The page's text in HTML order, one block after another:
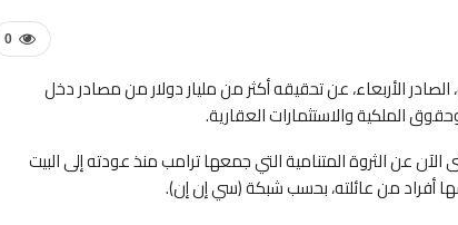
0
الأربعاء، عن تحقيقه أكثر من مليار دولار من مصادر دخل
الملكية والاستثمارات العقارية.
صورة حتى الآن عن الثروة المتنامية التي جمعها ترامب منذ عودته إلى البيت
من عائلته، بحسب شبكة (سي إن إن).